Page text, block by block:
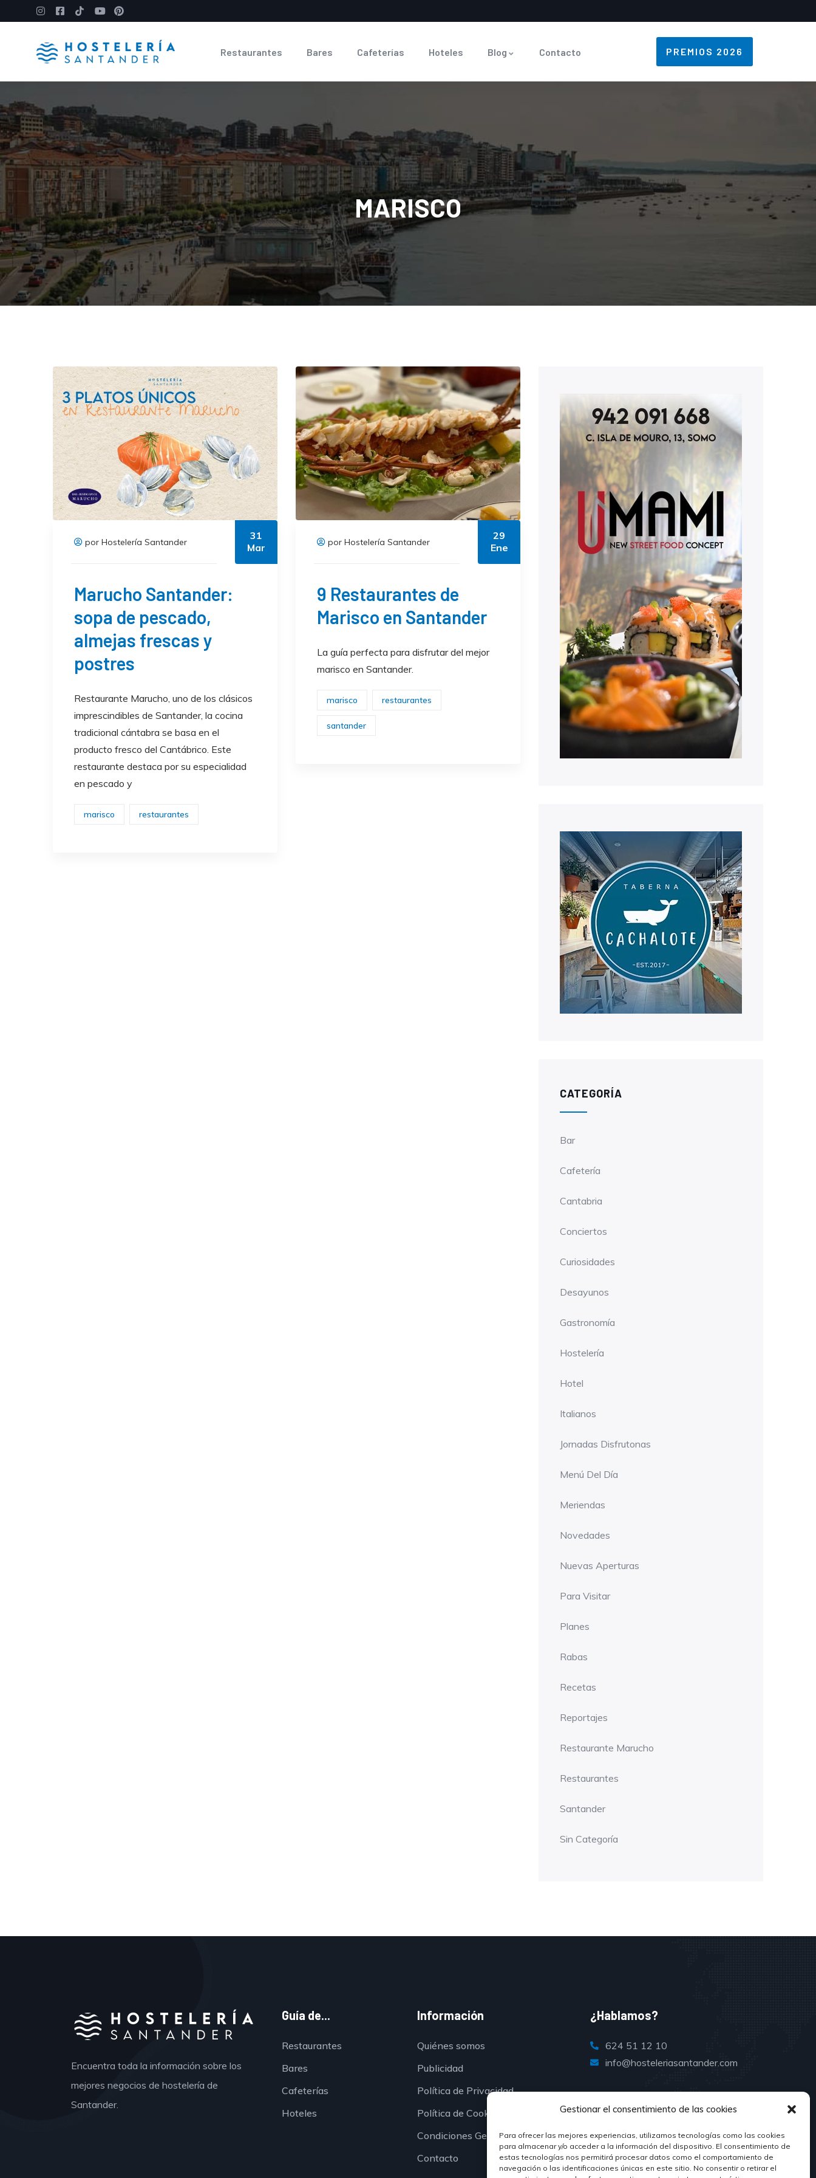
Gestionar el consentimiento de las cookies
Para ofrecer las mejores experiencias, utilizamos tecnologías como las cookies
para almacenar y/o acceder a la información del dispositivo. El consentimiento de
estas tecnologías nos permitirá procesar datos como el comportamiento de
navegación o las identificaciones únicas en este sitio. No consentir o retirar el
Restaurantes Bares Cafeterías Hoteles Blog Contacto PREMIOS 2026
MARISCO
por Hostelería Santander
31
Mar
Marucho Santander:
sopa de pescado,
almejas frescas y
postres
Restaurante Marucho, uno de los clásicos
imprescindibles de Santander, la cocina
tradicional cántabra se basa en el
producto fresco del Cantábrico. Este
restaurante destaca por su especialidad
en pescado y
marisco restaurantes
por Hostelería Santander
29
Ene
9 Restaurantes de
Marisco en Santander
La guía perfecta para disfrutar del mejor
marisco en Santander.
marisco restaurantes
santander
CATEGORÍA
Bar
Cafetería
Cantabria
Conciertos
Curiosidades
Desayunos
Gastronomía
Hostelería
Hotel
Italianos
Jornadas Disfrutonas
Menú Del Día
Meriendas
Novedades
Nuevas Aperturas
Para Visitar
Planes
Rabas
Recetas
Reportajes
Restaurante Marucho
Restaurantes
Santander
Sin Categoría
Encuentra toda la información sobre los
mejores negocios de hostelería de
Santander.
Guía de...
Restaurantes
Bares
Cafeterías
Hoteles
Información
Quiénes somos
Publicidad
Política de Privacidad
Política de Cookies
Condiciones Generales
Contacto
¿Hablamos?
624 51 12 10
info@hosteleriasantander.com